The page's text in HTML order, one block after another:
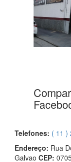
Telefones: ( 11 )
Endereço: Rua
Galvao CEP: